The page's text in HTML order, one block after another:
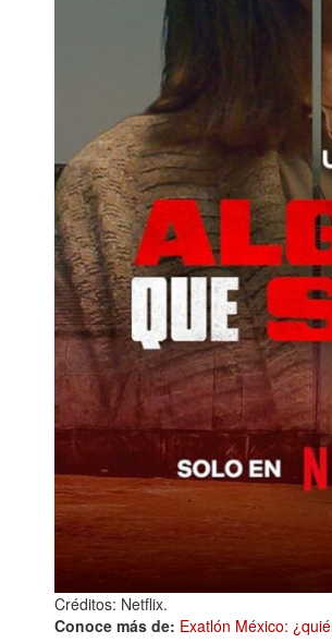
Créditos: Netflix.
Conoce más de: Exatlón México: